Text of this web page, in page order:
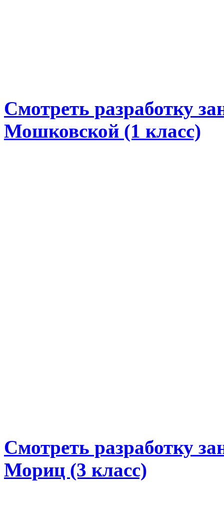
Смотреть разработку
Мошковской (1 класс)
Смотреть разработку
Мориц (3 класс)